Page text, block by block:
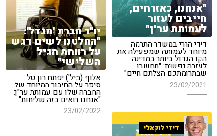
יו"ר חברת 'מגדל':
"החלטנו לשים דגש
על רווחת הגיל
השלישי"
אלוף (מיל') יפתח רון טל
סיפר על החיבור המיוחד של
החברה שלו עם עמותת ער"ן:
"אנחנו רואים בזה שליחות"
23/02/2022
"אנחנו, כאזרחים,
חייבים לעזור
לעמותת ער"ן"
דידי הררי במשדר התרמה
מיוחד לעמותה שמפעילה את
הקו הגדול ביותר במדינה
לעזרה נפשית: "תחשבו
שבתרומתכם הצלתם חיים"
23/02/2021
דידי לוקאלי